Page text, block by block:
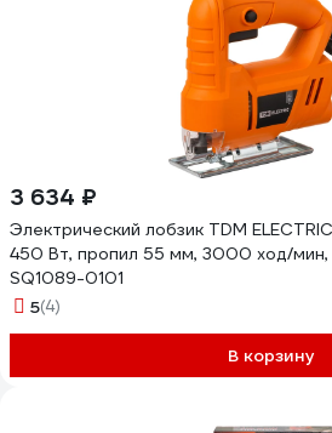
3 634 ₽
Электрический лобзик TDM
450 Вт, пропил 55 мм, 3000 ход/мин,
SQ1089-0101
5(4)
В корзину